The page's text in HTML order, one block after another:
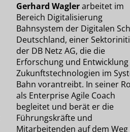
Gerhard Waglerarbeitet im
Bereich Digitalisierung
Bahnsystem der Digitalen
Deutschland, einer
der DB Netz AG, die die
Erforschung und
Zukunftstechnologien im
Bahn vorantreibt. In seiner
als Enterprise Agile Coach
begleitet und berät er die
Führungskräfte und
Mitarbeitenden auf dem